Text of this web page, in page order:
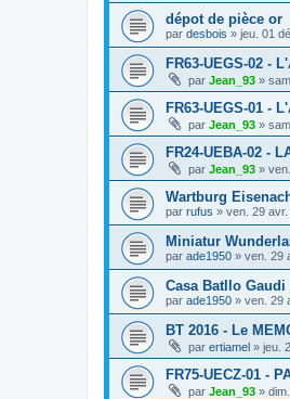
dépot de pièce or
par desbois » jeu. 01
FR63-UEGS-02 -
par Jean_93 »
FR63-UEGS-01 -
par Jean_93 »
FR24-UEBA-02 -
par Jean_93 »
Wartburg
par rufus » ven. 29
Miniatur
par ade1950 » ven. 29
Casa Batllo Gaudi
par ade1950 » ven. 29
BT 2016 - Le
par ertiamel » jeu.
FR75-UECZ-01 -
par Jean_93 »